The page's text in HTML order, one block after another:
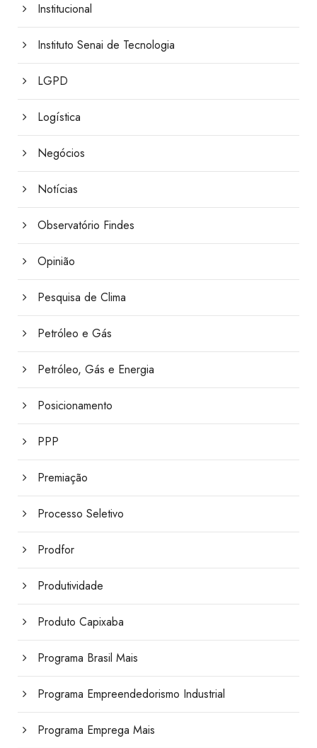
Institucional
Instituto Senai de Tecnologia
LGPD
Logística
Negócios
Notícias
Observatório Findes
Opinião
Pesquisa de Clima
Petróleo e Gás
Petróleo, Gás e Energia
Posicionamento
PPP
Premiação
Processo Seletivo
Prodfor
Produtividade
Produto Capixaba
Programa Brasil Mais
Programa Empreendedorismo Industrial
Programa Emprega Mais